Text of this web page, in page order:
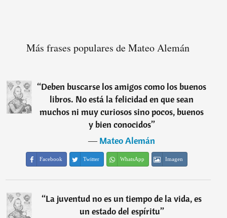
Más frases populares de Mateo Alemán
“Deben buscarse los amigos como los buenos
libros. No está la felicidad en que sean
muchos ni muy curiosos sino pocos, buenos
y bien conocidos”
―Mateo Alemán
Facebook Twitter WhatsApp Imagen
“La juventud no es un tiempo de la vida, es
un estado del espíritu”